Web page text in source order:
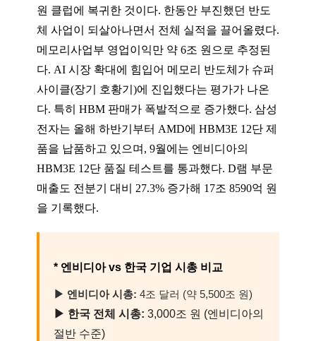
원 클럽에 복귀한 것이다. 한동안 부진했던 반도
체 사업이 되살아나면서 전체 실적을 끌어올렸다.
메모리사업부 영업이익만 약 6조 원으로 추정된
다. AI 시장 확대에 힘입어 메모리 반도체가 슈퍼
사이클(장기 호황기)에 진입했다는 평가가 나온
다. 특히 HBM 판매가 폭발적으로 증가했다. 삼성
전자는 올해 하반기부터 AMD에 HBM3E 12단 제
품을 납품하고 있으며, 9월에는 엔비디아의
HBM3E 12단 품질 테스트를 통과했다. D램 부문
매출도 전분기 대비 27.3% 증가해 17조 8590억 원
을 기록했다.
* 엔비디아 vs 한국 기업 시총 비교
▶ 엔비디아 시총: 4조 달러 (약 5,500조 원)
▶ 한국 전체 시총: 3,000조 원 (엔비디아의
절반 수준)